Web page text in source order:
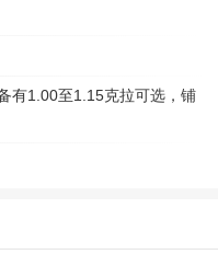
有1.00至1.15克拉可选，铺